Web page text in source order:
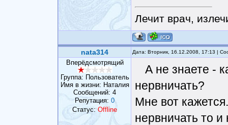
Лечит врач,
nata314 Дата: Вторник, 16.12.2008, 17:13 |
Вперёдсмотрящий
Группа: Пользователь
Имя в жизни: Наталия
Сообщений: 4
Репутация: 0
Статус: Offline
А не знаете -
нервничать?
Мне вот
нервничать то